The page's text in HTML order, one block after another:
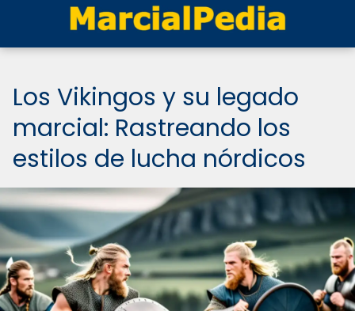
Los Vikingos y su legado
marcial: Rastreando los
estilos de lucha nórdicos